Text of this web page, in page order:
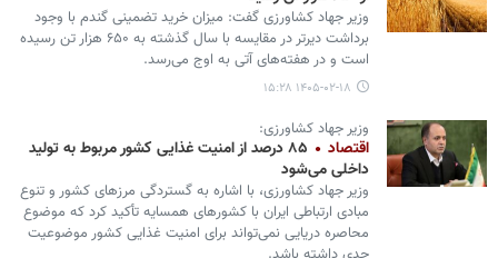
وزیر جهاد کشاورزی گفت: میزان خرید تضمینی گندم با وجود
برداشت دیرتر در مقایسه با سال گذشته به ۶۵۰ هزار تن رسیده
است و در هفته‌های آتی به اوج می‌رسد.
۱۴۰۵-۰۲-۱۸ ۱۵:۲۸
وزیر جهاد کشاورزی:
اقتصاد
۸۵ درصد از امنیت غذایی کشور مربوط به تولید
داخلی می‌شود
وزیر جهاد کشاورزی، با اشاره به گستردگی مرزهای کشور و تنوع
مبادی ارتباطی ایران با کشورهای همسایه تأکید کرد که موضوع
محاصره دریایی نمی‌تواند برای امنیت غذایی کشور موضوعیت